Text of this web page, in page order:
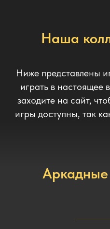
Наша
Ниже представлены
играть в настоящее
заходите на сайт,
игры доступны, так